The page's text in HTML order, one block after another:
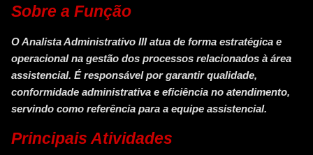
Sobre a Função
O Analista Administrativo III atua de forma estratégica e
operacional na gestão dos processos relacionados à área
assistencial. É responsável por garantir qualidade,
conformidade administrativa e eficiência no atendimento,
servindo como referência para a equipe assistencial.
Principais Atividades